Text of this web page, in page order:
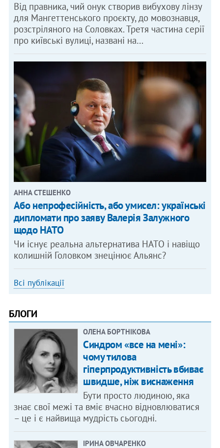
Від правника, чий онук створив вибухову лінзу
для Мангеттенського проєкту, до мовознавця,
розстріляного на Соловках. Третя частина серії
про київські вулиці, названі на…
АННА СТЕШЕНКО
Або непрофесійність, або умисел: українські
дипломати про заяву Валерія Залужного
щодо НАТО
Чи існує реальна альтернатива НАТО і навіщо
колишній Головком знецінює Альянс?
Всі публікації
БЛОГИ
ОЛЕНА БОРТНІКОВА
Синдром «все на мені»:
чому тилова
гіперпродуктивність вбиває
швидше, ніж виснаження
Бути просто людиною, яка
знає свої межі та вміє вчасно відновлюватися
– це і є найвища мудрість сьогодні.
ІРИНА ОВЧАРЕНКО